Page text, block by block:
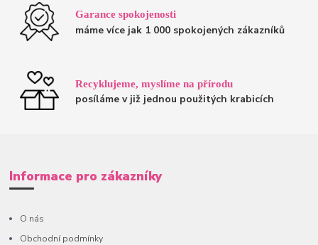
Garance spokojenosti
máme více jak 1 000 spokojených zákazníků
Recyklujeme, myslíme na přírodu
posíláme v již jednou použitých krabicích
Informace pro zákazníky
O nás
Obchodní podmínky